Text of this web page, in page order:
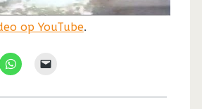
op YouTube.